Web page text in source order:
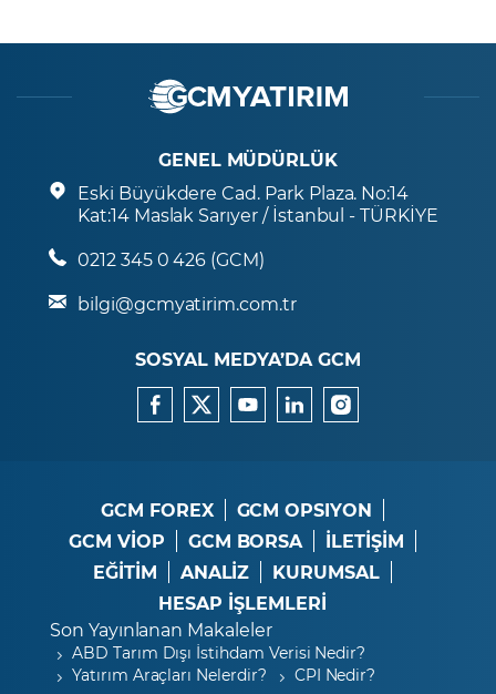
GENEL MÜDÜRLÜK
Eski Büyükdere Cad. Park Plaza. No:14
Kat:14 Maslak Sarıyer / İstanbul - TÜRKİYE
0212 345 0 426 (GCM)
bilgi@gcmyatirim.com.tr
SOSYAL MEDYA’DA GCM
GCM FOREX
GCM OPSIYON
GCM VİOP
GCM BORSA
İLETİŞİM
EĞİTİM
ANALİZ
KURUMSAL
HESAP İŞLEMLERİ
Son Yayınlanan Makaleler
ABD Tarım Dışı İstihdam Verisi Nedir?
Yatırım Araçları Nelerdir?
CPI Nedir?